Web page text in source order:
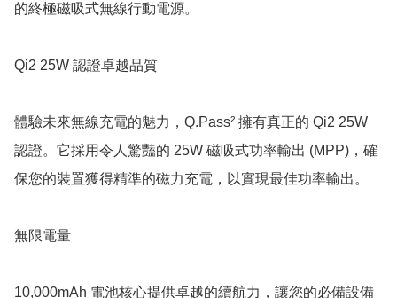
的終極磁吸式無線行動電源。
Qi2 25W 認證卓越品質
體驗未來無線充電的魅力，Q.Pass² 擁有真正的 Qi2 25W
認證。它採用令人驚豔的 25W 磁吸式功率輸出 (MPP)，確
保您的裝置獲得精準的磁力充電，以實現最佳功率輸出。
無限電量
10,000mAh 電池核心提供卓越的續航力，讓您的必備設備